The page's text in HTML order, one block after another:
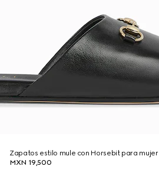
Zapatos estilo mule con Horsebit para mujer
MXN 19,500